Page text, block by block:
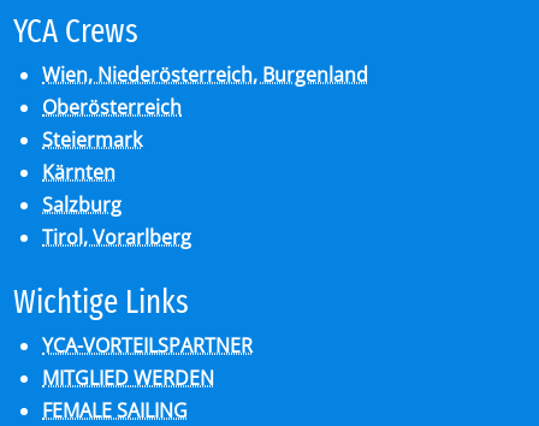
YCA Crews
Wien, Niederösterreich, Burgenland
Oberösterreich
Steiermark
Kärnten
Salzburg
Tirol, Vorarlberg
Wich­ti­ge Links
YCA-VORTEILSPARTNER
MITGLIED WERDEN
FEMALE SAILING